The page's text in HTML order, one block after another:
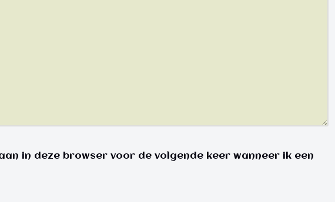
in deze browser voor de volgende keer wanneer ik een